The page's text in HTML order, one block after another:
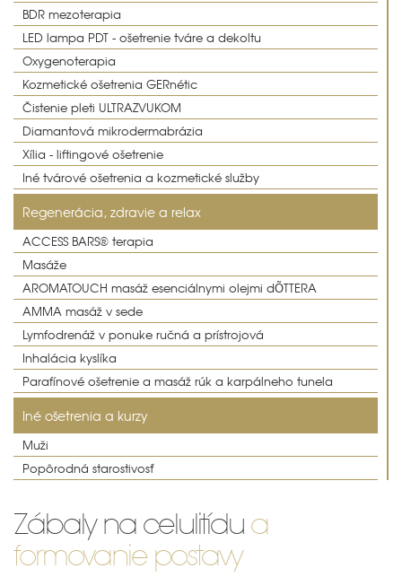
BDR mezoterapia
LED lampa PDT - ošetrenie tváre a dekoltu
Oxygenoterapia
Kozmetické ošetrenia GERnétic
Čistenie pleti ULTRAZVUKOM
Diamantová mikrodermabrázia
Xília - liftingové ošetrenie
Iné tvárové ošetrenia a kozmetické služby
Regenerácia, zdravie a relax
ACCESS BARS® terapia
Masáže
AROMATOUCH masáž esenciálnymi olejmi dÕTTERA
AMMA masáž v sede
Lymfodrenáž v ponuke ručná a prístrojová
Inhalácia kyslíka
Parafínové ošetrenie a masáž rúk a karpálneho tunela
Iné ošetrenia a kurzy
Muži
Popôrodná starostivosť
Zábaly na celulitídua
formovanie postavy